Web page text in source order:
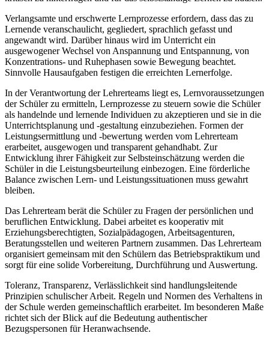
Verlangsamte und erschwerte Lernprozesse erfordern, dass das zu
Lernende veranschaulicht, gegliedert, sprachlich gefasst und
angewandt wird. Darüber hinaus wird im Unterricht ein
ausgewogener Wechsel von Anspannung und Entspannung, von
Konzentrations- und Ruhephasen sowie Bewegung beachtet.
Sinnvolle Hausaufgaben festigen die erreichten Lernerfolge.
In der Verantwortung der Lehrerteams liegt es, Lernvoraussetzungen
der Schüler zu ermitteln, Lernprozesse zu steuern sowie die Schüler
als handelnde und lernende Individuen zu akzeptieren und sie in die
Unterrichtsplanung und -gestaltung einzubeziehen. Formen der
Leistungsermittlung und -bewertung werden vom Lehrerteam
erarbeitet, ausgewogen und transparent gehandhabt. Zur
Entwicklung ihrer Fähigkeit zur Selbsteinschätzung werden die
Schüler in die Leistungsbeurteilung einbezogen. Eine förderliche
Balance zwischen Lern- und Leistungssituationen muss gewahrt
bleiben.
Das Lehrerteam berät die Schüler zu Fragen der persönlichen und
beruflichen Entwicklung. Dabei arbeitet es kooperativ mit
Erziehungsberechtigten, Sozialpädagogen, Arbeitsagenturen,
Beratungsstellen und weiteren Partnern zusammen. Das Lehrerteam
organisiert gemeinsam mit den Schülern das Betriebspraktikum und
sorgt für eine solide Vorbereitung, Durchführung und Auswertung.
Toleranz, Transparenz, Verlässlichkeit sind handlungsleitende
Prinzipien schulischer Arbeit. Regeln und Normen des Verhaltens in
der Schule werden gemeinschaftlich erarbeitet. Im besonderen Maße
richtet sich der Blick auf die Bedeutung authentischer
Bezugspersonen für Heranwachsende.